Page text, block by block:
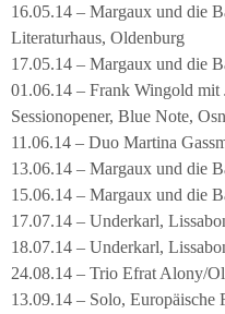
16.05.14 – Margaux und die
Literaturhaus, Oldenburg
17.05.14 – Margaux und die
01.06.14 – Frank Wingold mit
Sessionopener, Blue Note,
11.06.14 – Duo Martina
13.06.14 – Margaux und die
15.06.14 – Margaux und die
17.07.14 – Underkarl,
18.07.14 – Underkarl,
24.08.14 – Trio Efrat Alony/
13.09.14 – Solo, Europäische